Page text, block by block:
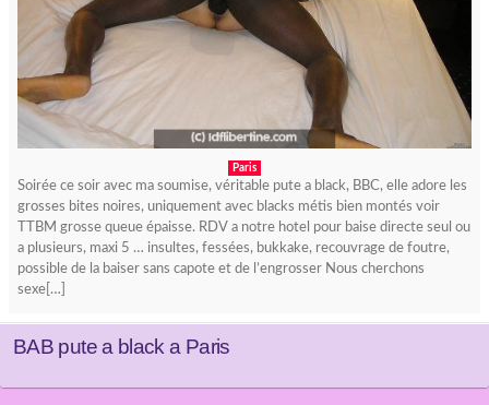
Paris
Soirée ce soir avec ma soumise, véritable pute a black, BBC, elle adore les
grosses bites noires, uniquement avec blacks métis bien montés voir
TTBM grosse queue épaisse. RDV a notre hotel pour baise directe seul ou
a plusieurs, maxi 5 … insultes, fessées, bukkake, recouvrage de foutre,
possible de la baiser sans capote et de l’engrosser Nous cherchons
sexe[…]
BAB pute a black a Paris